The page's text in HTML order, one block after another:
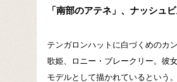
「南部のアテネ」、ナッシュ
テンガロンハットに白づくめのカ
歌姫、ロニー・ブレークリー。彼
モデルとして描かれているという。